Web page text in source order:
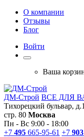
О компании
Отзывы
Блог
Войти
Ваша
ДМ-Строй ВСЕ ДЛЯ
Тихорецкий бульвар,
стр. 80 Москва
Пн - Вс 9:00 - 18:00
+7 495 665-95-61 +7 903